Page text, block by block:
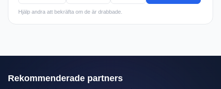
Hjälp andra att bekräfta om de är drabbade.
Rekommenderade partners